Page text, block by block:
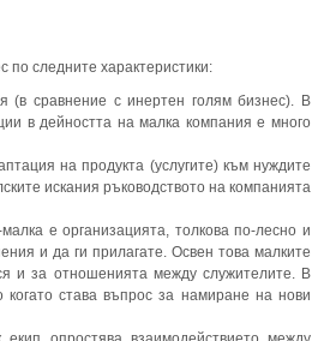
по следните характеристики:
(в сравнение с инертен голям бизнес). В
в дейността на малка компания е много
на продукта (услугите) към нуждите
искания ръководството на компанията
е организацията, толкова по-лесно и
и да ги прилагате. Освен това малките
и за отношенията между служителите. В
става въпрос за намиране на нови